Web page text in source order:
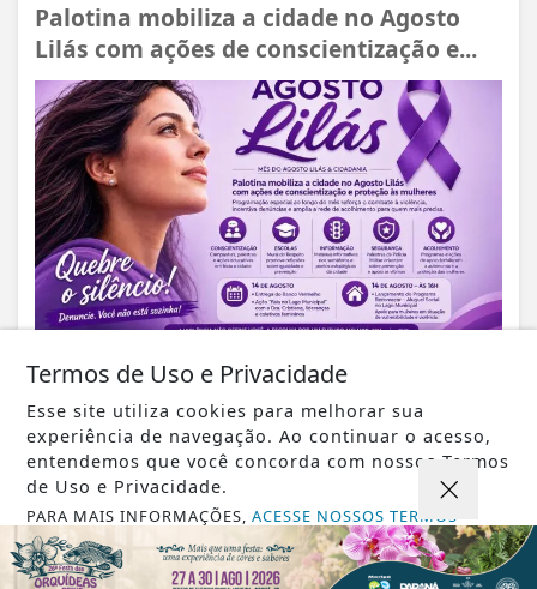
Palotina mobiliza a cidade no Agosto
Lilás com ações de conscientização e...
VISUALIZAR
06 DE AGO
AGRO
Maripá abre inscrições para o maior
Termos de Uso e Privacidade
Esse site utiliza cookies para melhorar sua
experiência de navegação. Ao continuar o acesso,
entendemos que você concorda com nossos Termos
de Uso e Privacidade.
PARA MAIS INFORMAÇÕES,ACESSE NOSSOS TERMOS
CLICANDO AQUI
PROSSEGUIR